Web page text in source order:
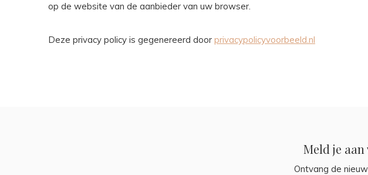
op de website van de aanbieder van uw browser.
Deze privacy policy is gegenereerd door privacypolicyvoorbeeld.nl
Meld je
Ontvang de